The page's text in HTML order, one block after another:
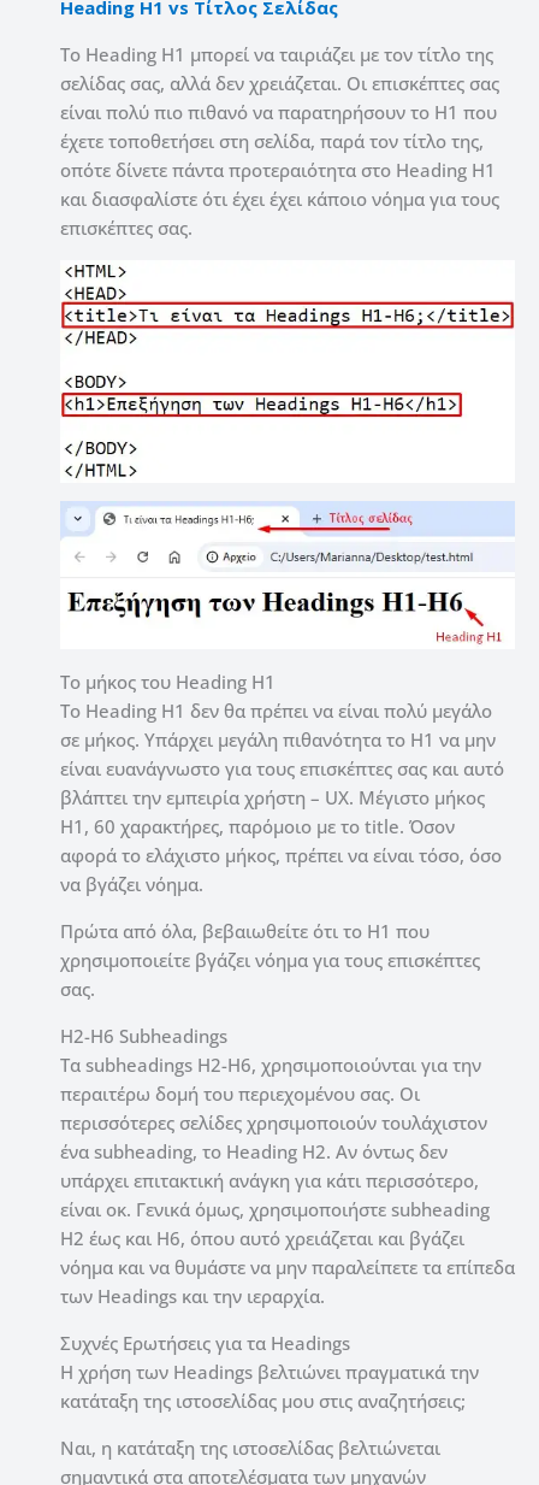
Heading H1 vs Τίτλος Σελίδας
Το Heading H1 μπορεί να ταιριάζει με τον τίτλο της
σελίδας σας, αλλά δεν χρειάζεται. Οι επισκέπτες σας
είναι πολύ πιο πιθανό να παρατηρήσουν το H1 που
έχετε τοποθετήσει στη σελίδα, παρά τον τίτλο της,
οπότε δίνετε πάντα προτεραιότητα στο Heading H1
και διασφαλίστε ότι έχει έχει κάποιο νόημα για τους
επισκέπτες σας.
Το μήκος του Heading H1
Το Heading H1 δεν θα πρέπει να είναι πολύ μεγάλο
σε μήκος. Υπάρχει μεγάλη πιθανότητα το H1 να μην
είναι ευανάγνωστο για τους επισκέπτες σας και αυτό
βλάπτει την εμπειρία χρήστη – UX. Μέγιστο μήκος
H1, 60 χαρακτήρες, παρόμοιο με το title. Όσον
αφορά το ελάχιστο μήκος, πρέπει να είναι τόσο, όσο
να βγάζει νόημα.
Πρώτα από όλα, βεβαιωθείτε ότι το H1 που
χρησιμοποιείτε βγάζει νόημα για τους επισκέπτες
σας.
H2-H6 Subheadings
Τα subheadings H2-H6, χρησιμοποιούνται για την
περαιτέρω δομή του περιεχομένου σας. Οι
περισσότερες σελίδες χρησιμοποιούν τουλάχιστον
ένα subheading, το Heading H2. Αν όντως δεν
υπάρχει επιτακτική ανάγκη για κάτι περισσότερο,
είναι οκ. Γενικά όμως, χρησιμοποιήστε subheading
H2 έως και H6, όπου αυτό χρειάζεται και βγάζει
νόημα και να θυμάστε να μην παραλείπετε τα επίπεδα
των Headings και την ιεραρχία.
Συχνές Ερωτήσεις για τα Headings
Η χρήση των Headings βελτιώνει πραγματικά την
κατάταξη της ιστοσελίδας μου στις αναζητήσεις;
Ναι, η κατάταξη της ιστοσελίδας βελτιώνεται
σημαντικά στα αποτελέσματα των μηχανών